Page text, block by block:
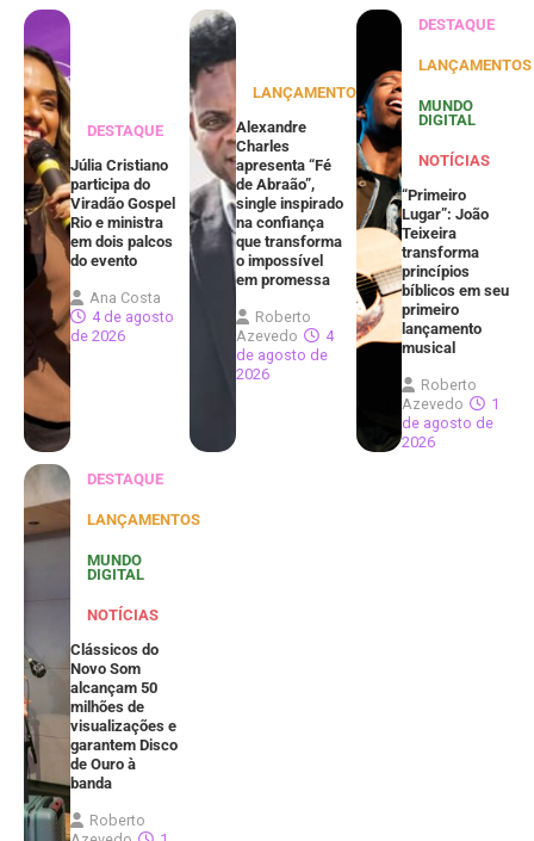
DESTAQUE
Júlia Cristiano
participa do
Viradão Gospel
Rio e ministra
em dois palcos
do evento
Ana Costa
4 de agosto
de 2026
LANÇAMENTOS
Alexandre
Charles
apresenta “Fé
de Abraão”,
single inspirado
na confiança
que transforma
o impossível
em promessa
Roberto
Azevedo
4
de agosto de
2026
DESTAQUE
LANÇAMENTOS
MUNDO
DIGITAL
NOTÍCIAS
“Primeiro
Lugar”: João
Teixeira
transforma
princípios
bíblicos em seu
primeiro
lançamento
musical
Roberto
Azevedo
1
de agosto de
2026
DESTAQUE
LANÇAMENTOS
MUNDO
DIGITAL
NOTÍCIAS
Clássicos do
Novo Som
alcançam 50
milhões de
visualizações e
garantem Disco
de Ouro à
banda
Roberto